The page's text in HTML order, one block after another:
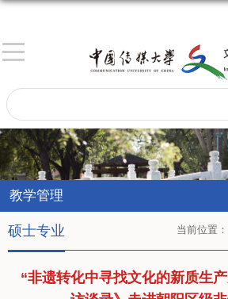
教学管理
当前位置：
硕士专业
“非遗转化中寻找文化的新质生